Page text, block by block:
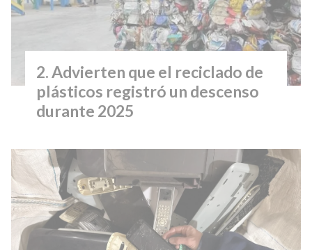
Advierten que el reciclado de
plásticos registró un descenso
durante 2025